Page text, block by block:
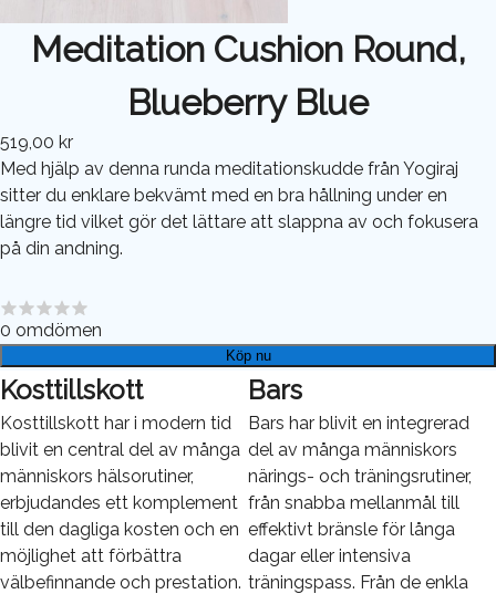
Meditation Cushion Round,
Blueberry Blue
519,00 kr
Med hjälp av denna runda meditationskudde från Yogiraj
sitter du enklare bekvämt med en bra hållning under en
längre tid vilket gör det lättare att slappna av och fokusera
på din andning.
0 omdömen
Köp nu
Kosttillskott
Kosttillskott har i modern tid
blivit en central del av många
människors hälsorutiner,
erbjudandes ett komplement
till den dagliga kosten och en
möjlighet att förbättra
välbefinnande och prestation.
Bars
Bars har blivit en integrerad
del av många människors
närings- och träningsrutiner,
från snabba mellanmål till
effektivt bränsle för långa
dagar eller intensiva
träningspass. Från de enkla